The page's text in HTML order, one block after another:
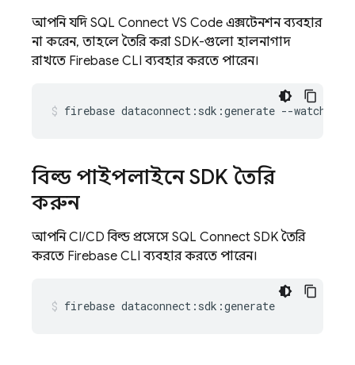
আপনি যদি SQL Connect VS Code এক্সটেনশন ব্যবহার
না করেন, তাহলে তৈরি করা SDK-গুলো হালনাগাদ
রাখতে Firebase CLI ব্যবহার করতে পারেন।
firebase dataconnect:sdk:generate --watch
বিল্ড পাইপলাইনে SDK তৈরি
করুন
আপনি CI/CD বিল্ড প্রসেসে SQL Connect SDK তৈরি
করতে Firebase CLI ব্যবহার করতে পারেন।
firebase dataconnect:sdk:generate